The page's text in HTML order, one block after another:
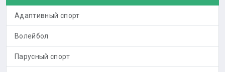
Адаптивный спорт
Волейбол
Парусный спорт